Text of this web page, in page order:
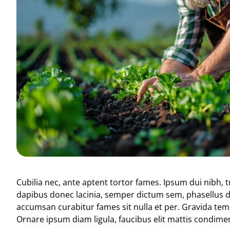
Cubilia nec, ante aptent tortor fames. Ipsum dui
dapibus donec lacinia, semper dictum sem,
accumsan curabitur fames sit nulla et per. Gravida
Ornare ipsum diam ligula, faucibus elit mattis